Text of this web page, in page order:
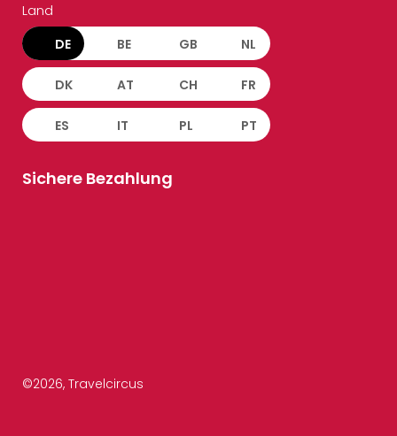
Land
DE BE GB NL
DK AT CH FR
ES IT PL PT
Sichere Bezahlung
©2026, Travelcircus